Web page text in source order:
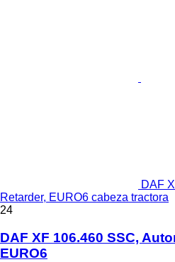
DAF
Retarder, EURO6 cabeza tractora
24
DAF XF 106.460 SSC,
EURO6